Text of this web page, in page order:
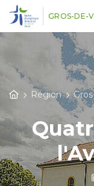
GROS-DE-
Région
Panneau de